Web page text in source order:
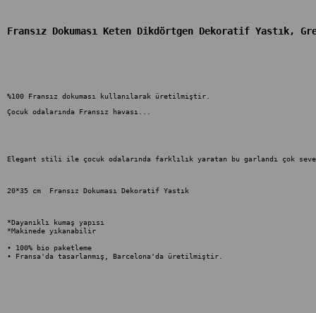
Fransız Dokuması Keten Dikdörtgen Dekoratif Yastık,
%100 Fransız dokuması kullanılarak üretilmiştir.
Elegant stili ile çocuk odalarında farklılık yaratan bu garlandı çok
20*35 cm  Fransız Dokuması Dekoratif Yastık
*Dayanıklı kumaş yapısı
*Makinede yıkanabilir
• 100% bio paketleme
• Fransa'da tasarlanmış, Barcelona'da üretilmiştir.